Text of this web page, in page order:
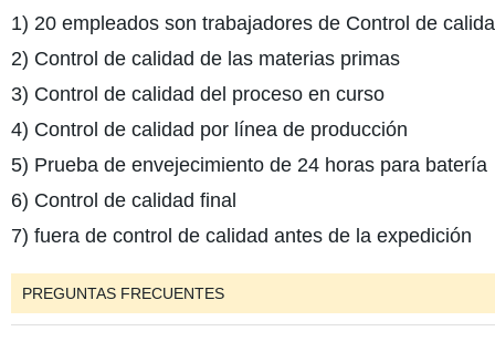
1) 20 empleados son trabajadores de Control de
2) Control de calidad de las materias primas
3) Control de calidad del proceso en curso
4) Control de calidad por línea de producción
5) Prueba de envejecimiento de 24 horas para batería
6) Control de calidad final
7) fuera de control de calidad antes de la expedición
PREGUNTAS FRECUENTES